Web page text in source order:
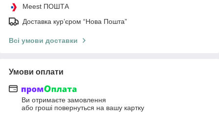
Meest ПОШТА
Доставка кур’єром “Нова Пошта”
Всі умови доставки
Умови оплати
Ви отримаєте замовлення
або гроші повернуться на вашу картку